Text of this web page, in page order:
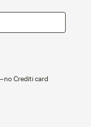
Crediti card